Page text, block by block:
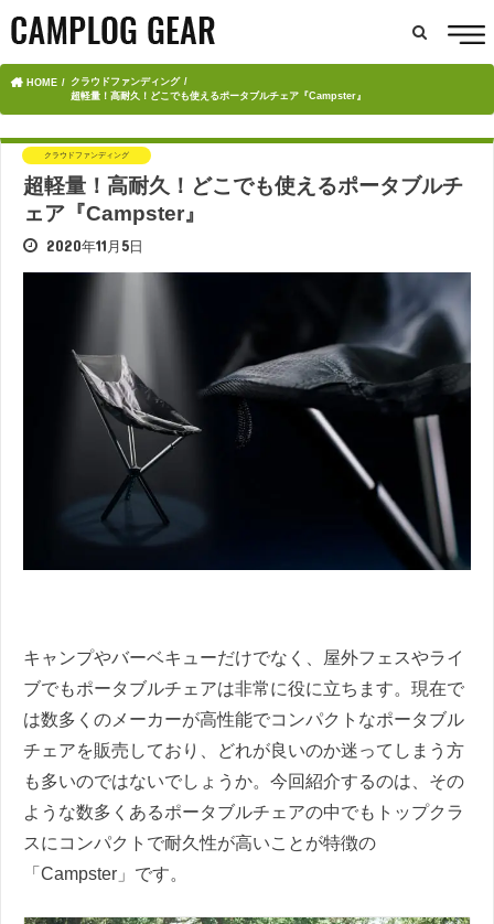
HOME
クラウドファンディング
超軽量！高耐久！どこでも使えるポータブルチェア『Campster』
クラウドファンディング
超軽量！高耐久！どこでも使えるポータブルチ
ェア『Campster』
2020年11月5日
キャンプやバーベキューだけでなく、屋外フェスやライ
ブでもポータブルチェアは非常に役に立ちます。現在で
は数多くのメーカーが高性能でコンパクトなポータブル
チェアを販売しており、どれが良いのか迷ってしまう方
も多いのではないでしょうか。今回紹介するのは、その
ような数多くあるポータブルチェアの中でもトップクラ
スにコンパクトで耐久性が高いことが特徴の
「Campster」です。